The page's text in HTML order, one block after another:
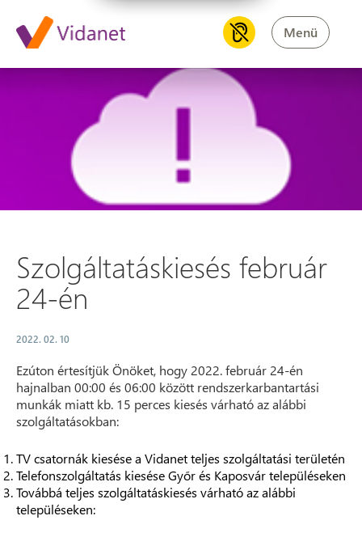
Menü
Szolgáltatáskiesés február
Szolgáltatáskiesés február
24-én
2022. 02. 10
Ezúton értesítjük Önöket, hogy 2022. február 24-én
hajnalban 00:00 és 06:00 között rendszerkarbantartási
munkák miatt kb. 15 perces kiesés várható az alábbi
szolgáltatásokban:
TV csatornák kiesése a Vidanet teljes szolgáltatási területén
Telefonszolgáltatás kiesése Győr és Kaposvár településeken
Továbbá teljes szolgáltatáskiesés várható az alábbi
településeken: